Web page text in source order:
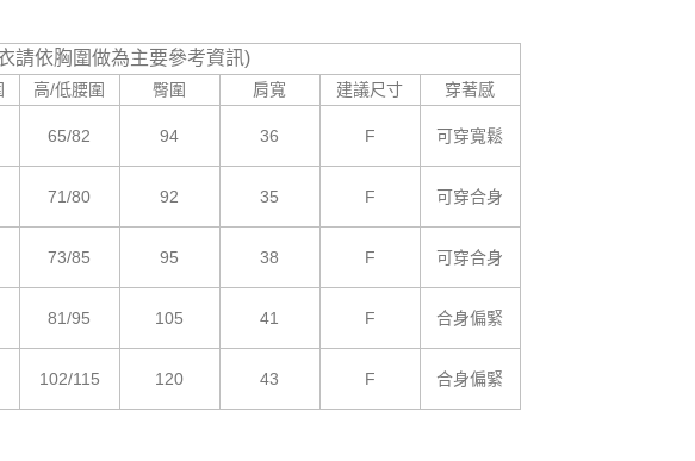
請依胸圍做為主要參考資訊)
高/低腰圍 臀圍 肩寬 建議尺寸 穿著感
65/82 94 36 F 可穿寬鬆
71/80 92 35 F 可穿合身
73/85 95 38 F 可穿合身
81/95 105 41 F 合身偏緊
102/115 120 43 F 合身偏緊